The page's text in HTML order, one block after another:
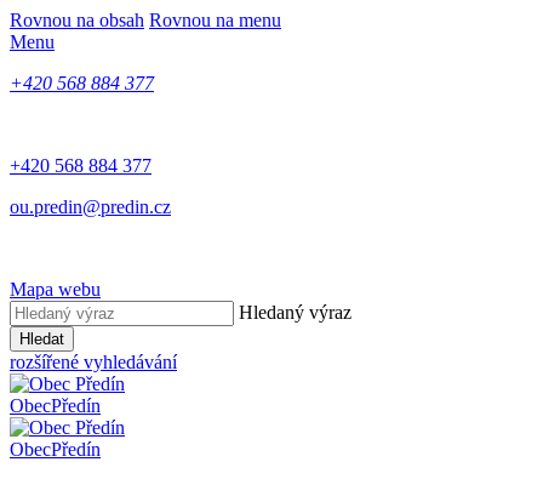
Rovnou na obsah Rovnou na menu
Menu
+420 568 884 377
+420 568 884 377
ou.predin@predin.cz
Mapa webu
Hledaný výraz
Hledat
rozšířené vyhledávání
ObecPředín
ObecPředín